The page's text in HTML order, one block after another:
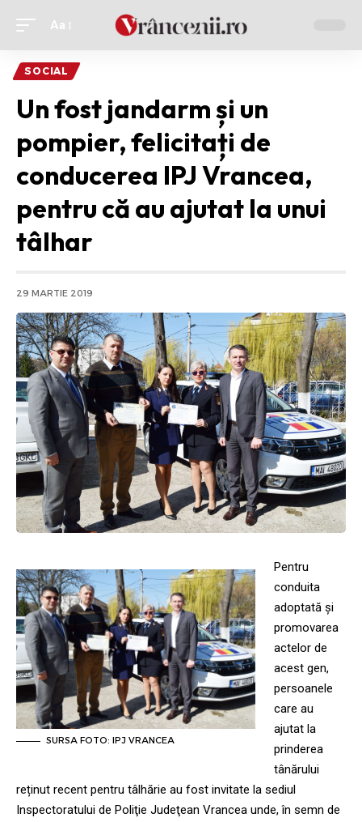
Ajustor
font
Aa
SOCIAL
Un fost jandarm și un
pompier, felicitați de
conducerea IPJ Vrancea,
pentru că au ajutat la unui
tâlhar
29 MARTIE 2019
SURSA FOTO: IPJ VRANCEA
Pentru
conduita
adoptată și
promovarea
actelor de
acest gen,
persoanele
care au
ajutat la
prinderea
tânărului
reținut recent pentru tâlhărie au fost invitate la sediul
Inspectoratului de Poliţie Judeţean Vrancea unde, în semn de